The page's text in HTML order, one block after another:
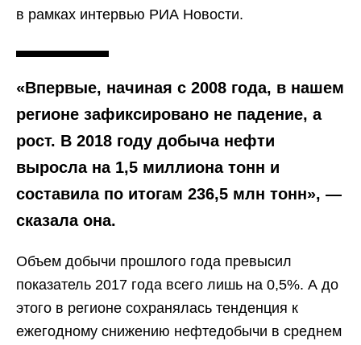
в рамках интервью РИА Новости.
«Впервые, начиная с 2008 года, в нашем
регионе зафиксировано не падение, а
рост. В 2018 году добыча нефти
выросла на 1,5 миллиона тонн и
составила по итогам 236,5 млн тонн», —
сказала она.
Объем добычи прошлого года превысил
показатель 2017 года всего лишь на 0,5%. А до
этого в регионе сохранялась тенденция к
ежегодному снижению нефтедобычи в среднем